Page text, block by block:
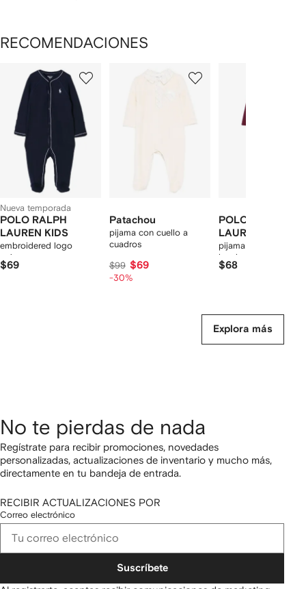
RECOMENDACIONES
Nueva temporada
POLO RALPH
LAUREN KIDS
embroidered logo
pajamas
$69
Patachou
pijama con cuello a
cuadros
$99 $69
-30%
POLO RALPH
LAUREN KIDS
pijama con logo
bordado
$68
Explora más
No te pierdas de nada
Regístrate para recibir promociones, novedades
personalizadas, actualizaciones de inventario y mucho más,
directamente en tu bandeja de entrada.
RECIBIR ACTUALIZACIONES POR
Correo electrónico
Suscríbete